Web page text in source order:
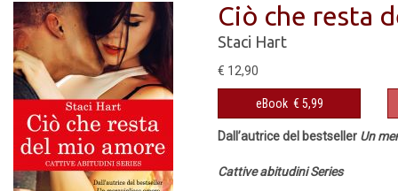
Ciò che resta
Staci Hart
€ 12,90
eBook € 5,99
Dall’autrice del bestseller Un
Cattive abitudini Series